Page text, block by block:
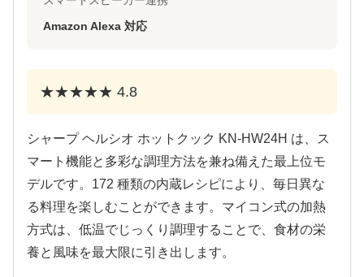
Amazon Alexa 対応
★★★★★ 4.8
シャープ ヘルシオ ホットクック KN-HW24H は、ス
マート機能と多彩な調理方法を兼ね備えた最上位モ
デルです。172 種類の内蔵レシピにより、毎日異な
る料理を楽しむことができます。マイコン式の加熱
方式は、低温でじっくり調理することで、食材の栄
養と風味を最大限に引き出します。